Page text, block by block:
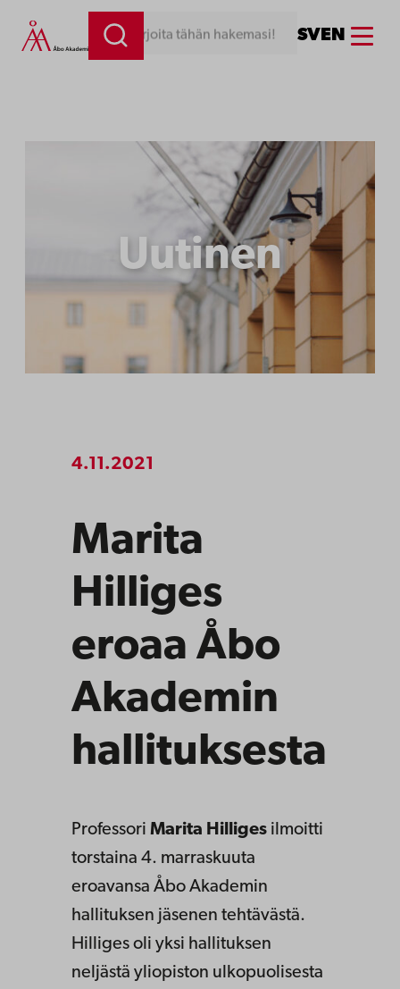
Siirry
sisältöön
Kirjoita tähän hakemasi! SVEN Menu
Uutinen
4.11.2021
Marita
Hilliges
eroaa Åbo
Akademin
hallituksesta
Professori Marita Hilliges ilmoitti
torstaina 4. marraskuuta
eroavansa Åbo Akademin
hallituksen jäsenen tehtävästä.
Hilliges oli yksi hallituksen
neljästä yliopiston ulkopuolisesta